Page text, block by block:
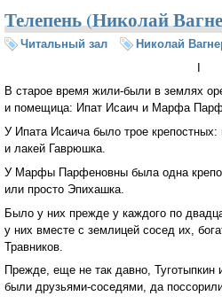
Телепень (Николай
Читальный зал
Николай
I
В старое время жили-были в землях
и помещица: Ипат Исаич и Марфа
У Ипата Исаича было трое
и лакей Гаврюшка.
У Марфы Парфеновны была одна
или просто Эпихашка.
Было у них прежде у каждого по
у них вместе с землицей сосед их,
Травников.
Прежде, еще не так давно,
были друзьями-соседями, да